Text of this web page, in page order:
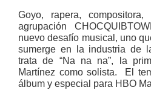
Goyo, rapera,
agrupación
nuevo desafío musical, uno
sumerge en la industria de
trata de “Na na na”, la
Martínez como solista. El
álbum y especial para HBO